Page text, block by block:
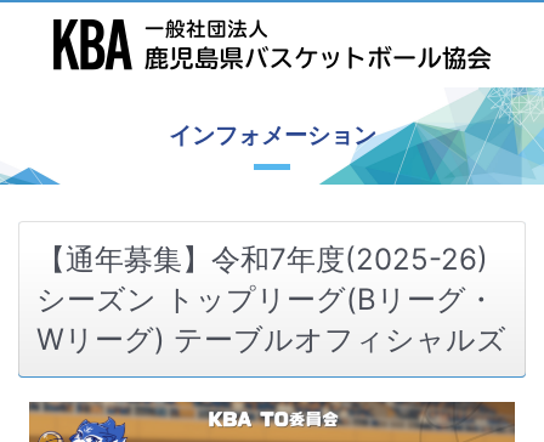
インフォメーション
【通年募集】令和7年度(2025-26)
シーズン トップリーグ(Bリーグ・
Wリーグ) テーブルオフィシャルズ